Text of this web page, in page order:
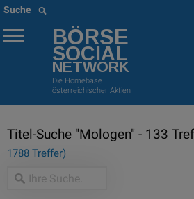
Suche
BÖRSE
SOCIAL
NETWORK
Die Homebase
österreichischer Aktien
Titel-Suche "Mologen" - 133
1788 Treffer)